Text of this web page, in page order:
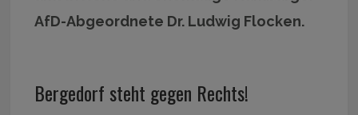
AfD-Abgeordnete Dr. Ludwig Flocken.
Bergedorf steht gegen Rechts!